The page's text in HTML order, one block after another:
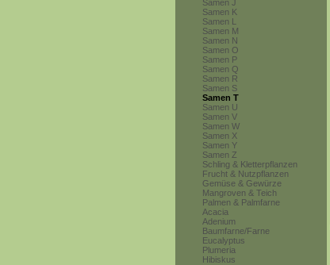
Samen J
Samen K
Samen L
Samen M
Samen N
Samen O
Samen P
Samen Q
Samen R
Samen S
Samen T
Samen U
Samen V
Samen W
Samen X
Samen Y
Samen Z
Schling & Kletterpflanzen
Frucht & Nutzpflanzen
Gemüse & Gewürze
Mangroven & Teich
Palmen & Palmfarne
Acacia
Adenium
Baumfarne/Farne
Eucalyptus
Plumeria
Hibiskus